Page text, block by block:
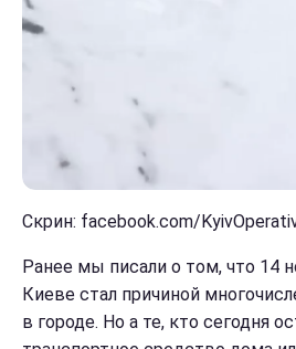
Скрин: facebook.com/
Ранее мы писали о том, что 14
Киеве стал причиной
в городе. Но а те, кто сегодня